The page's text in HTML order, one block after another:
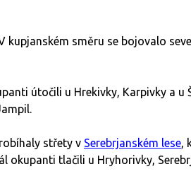
kupjanském směru se bojovalo
útočili u Hrekivky, Karpivky a u
střety v Serebrjanském lese,
okupanti tlačili u Hryhorivky,